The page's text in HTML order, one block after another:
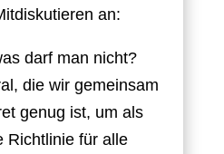
an:
darf man nicht?
die wir gemeinsam
genug ist, um als
Richtlinie für alle